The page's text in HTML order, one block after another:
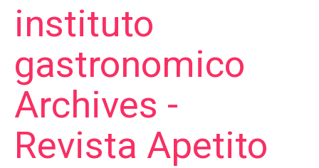
instituto
gastronomico
Archives -
Revista Apetito